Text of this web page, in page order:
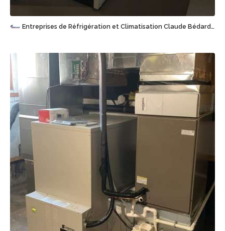
Entreprises de Réfrigération et Climatisation Claude Bédard (1995) Inc